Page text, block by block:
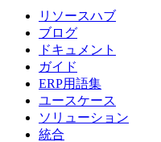
リソースハブ
ブログ
ドキュメント
ガイド
ERP用語集
ユースケース
ソリューション
統合